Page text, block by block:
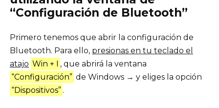
“Configuración de Bluetooth”
Primero tenemos que abrir la configuración de
Bluetooth. Para ello, presionas en tu teclado el
atajo Win + I , que abrirá la ventana
“Configuración” de Windows → y eliges la opción
“Dispositivos” .